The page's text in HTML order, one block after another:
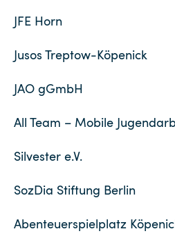
JFE Horn
Jusos Treptow-Köpenick
JAO gGmbH
All Team – Mobile
Silvester e.V.
SozDia Stiftung Berlin
Abenteuerspielplatz